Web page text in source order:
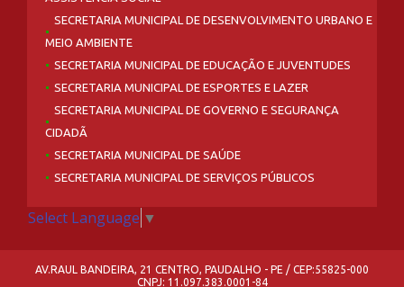
SECRETARIA MUNICIPAL DE DESENVOLVIMENTO URBANO E
MEIO AMBIENTE
SECRETARIA MUNICIPAL DE EDUCAÇÃO E JUVENTUDES
SECRETARIA MUNICIPAL DE ESPORTES E LAZER
SECRETARIA MUNICIPAL DE GOVERNO E SEGURANÇA
CIDADÃ
SECRETARIA MUNICIPAL DE SAÚDE
SECRETARIA MUNICIPAL DE SERVIÇOS PÚBLICOS
Select Language ▼
AV.RAUL BANDEIRA, 21 CENTRO, PAUDALHO - PE / CEP:55825-000
CNPJ: 11.097.383.0001-84